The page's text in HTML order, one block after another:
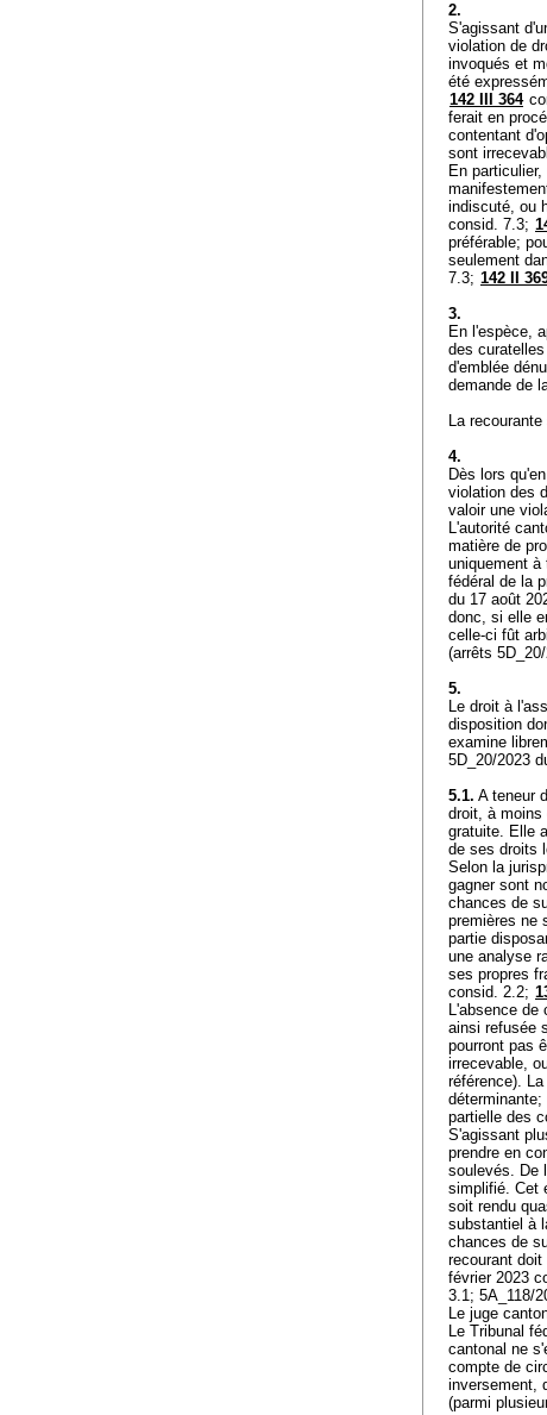
2.
S'agissant
violation de
invoqués et
été
142 III 364
ferait en
contentant
sont
En
indiscuté, ou
consid. 7.3;
préférable;
seulement
7.3; 142 II
3.
En l'espèce,
des
d'emblée
demande de
La
4.
Dès lors
violation des
valoir une
L'autorité
matière de
uniquement à
fédéral de la
du 17 août
donc, si elle
celle-ci fût
(arrêts
5.
Le droit à
disposition
examine
5D_20/2023
5.1. A teneur
droit, à moins
gratuite. Elle
de ses droits
Selon la
gagner sont
chances de
premières ne
partie
une analyse
ses propres
consid. 2.2;
L'absence
ainsi refusée
pourront pas
irrecevable,
référence).
partielle des
S'agissant
prendre en
soulevés. De
simplifié. Cet
soit rendu
substantiel à
chances de
recourant
février 2023
3.1; 5A_118/
Le juge
Le Tribunal
cantonal ne
compte de
inversement,
(parmi